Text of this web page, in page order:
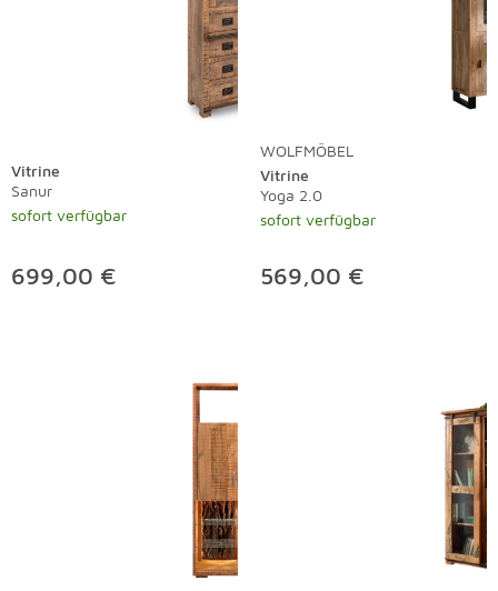
Vitrine
Sanur
sofort verfügbar
699,00 €
WOLFMÖBEL
Vitrine
Yoga 2.0
sofort verfügbar
569,00 €